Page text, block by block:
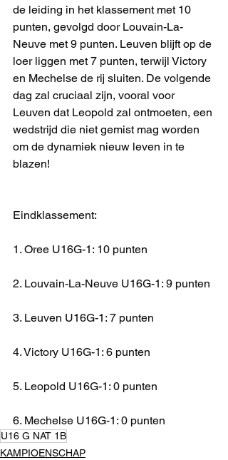
de leiding in het klassement met 10
punten, gevolgd door Louvain-La-
Neuve met 9 punten. Leuven blijft op de
loer liggen met 7 punten, terwijl Victory
en Mechelse de rij sluiten. De volgende
dag zal cruciaal zijn, vooral voor
Leuven dat Leopold zal ontmoeten, een
wedstrijd die niet gemist mag worden
om de dynamiek nieuw leven in te
blazen!
Eindklassement:
1. Oree U16G-1: 10 punten
2. Louvain-La-Neuve U16G-1: 9 punten
3. Leuven U16G-1: 7 punten
4. Victory U16G-1: 6 punten
5. Leopold U16G-1: 0 punten
6. Mechelse U16G-1: 0 punten
U16 G NAT 1B
KAMPIOENSCHAP